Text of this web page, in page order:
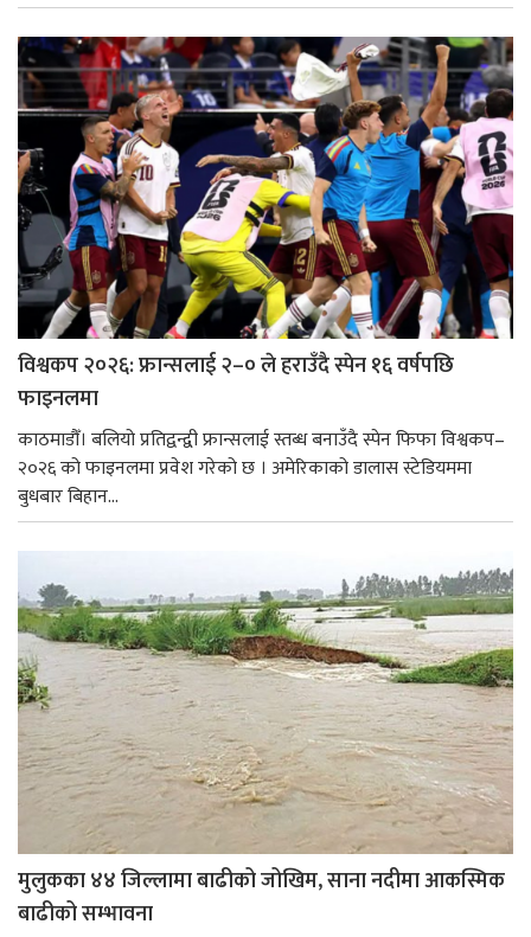
विश्वकप २०२६: फ्रान्सलाई २–० ले हराउँदै स्पेन १६ वर्षपछि
फाइनलमा
काठमाडौँ। बलियो प्रतिद्वन्द्वी फ्रान्सलाई स्तब्ध बनाउँदै स्पेन फिफा विश्वकप–
२०२६ को फाइनलमा प्रवेश गरेको छ । अमेरिकाको डालास स्टेडियममा
बुधबार बिहान...
मुलुकका ४४ जिल्लामा बाढीको जोखिम, साना नदीमा आकस्मिक
बाढीको सम्भावना